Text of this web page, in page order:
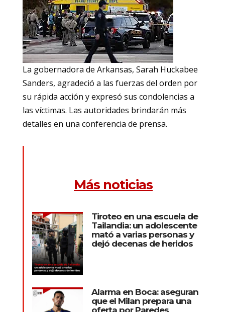
La gobernadora de Arkansas, Sarah Huckabee
Sanders, agradeció a las fuerzas del orden por
su rápida acción y expresó sus condolencias a
las víctimas. Las autoridades brindarán más
detalles en una conferencia de prensa.
Más noticias
Tiroteo en una escuela de
Tailandia: un adolescente
mató a varias personas y
dejó decenas de heridos
Alarma en Boca: aseguran
que el Milan prepara una
oferta por Paredes